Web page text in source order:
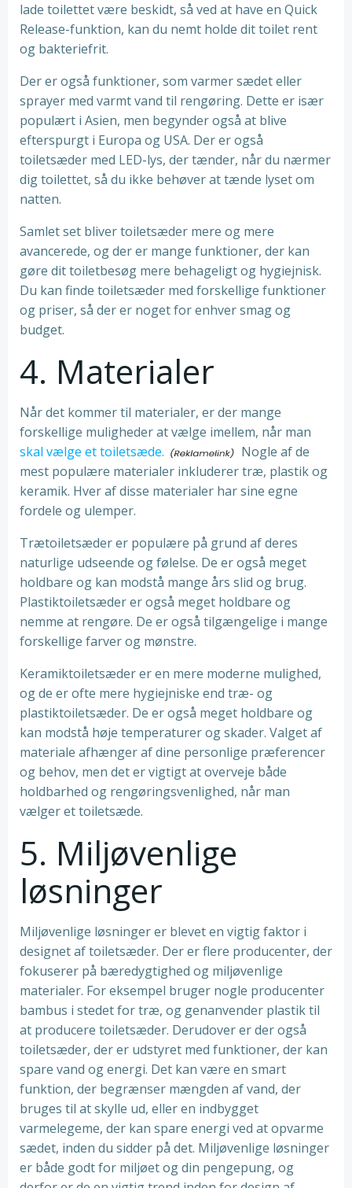
lade toilettet være beskidt, så ved at have en Quick
Release-funktion, kan du nemt holde dit toilet rent
og bakteriefrit.
Der er også funktioner, som varmer sædet eller
sprayer med varmt vand til rengøring. Dette er især
populært i Asien, men begynder også at blive
efterspurgt i Europa og USA. Der er også
toiletsæder med LED-lys, der tænder, når du nærmer
dig toilettet, så du ikke behøver at tænde lyset om
natten.
Samlet set bliver toiletsæder mere og mere
avancerede, og der er mange funktioner, der kan
gøre dit toiletbesøg mere behageligt og hygiejnisk.
Du kan finde toiletsæder med forskellige funktioner
og priser, så der er noget for enhver smag og
budget.
4. Materialer
Når det kommer til materialer, er der mange
forskellige muligheder at vælge imellem, når man
skal vælge et toiletsæde.
Nogle af de
mest populære materialer inkluderer træ, plastik og
keramik. Hver af disse materialer har sine egne
fordele og ulemper.
Trætoiletsæder er populære på grund af deres
naturlige udseende og følelse. De er også meget
holdbare og kan modstå mange års slid og brug.
Plastiktoiletsæder er også meget holdbare og
nemme at rengøre. De er også tilgængelige i mange
forskellige farver og mønstre.
Keramiktoiletsæder er en mere moderne mulighed,
og de er ofte mere hygiejniske end træ- og
plastiktoiletsæder. De er også meget holdbare og
kan modstå høje temperaturer og skader. Valget af
materiale afhænger af dine personlige præferencer
og behov, men det er vigtigt at overveje både
holdbarhed og rengøringsvenlighed, når man
vælger et toiletsæde.
5. Miljøvenlige
løsninger
Miljøvenlige løsninger er blevet en vigtig faktor i
designet af toiletsæder. Der er flere producenter, der
fokuserer på bæredygtighed og miljøvenlige
materialer. For eksempel bruger nogle producenter
bambus i stedet for træ, og genanvender plastik til
at producere toiletsæder. Derudover er der også
toiletsæder, der er udstyret med funktioner, der kan
spare vand og energi. Det kan være en smart
funktion, der begrænser mængden af vand, der
bruges til at skylle ud, eller en indbygget
varmelegeme, der kan spare energi ved at opvarme
sædet, inden du sidder på det. Miljøvenlige løsninger
er både godt for miljøet og din pengepung, og